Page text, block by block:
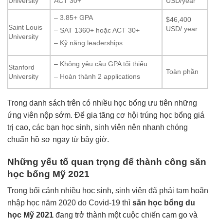
Saint Louis
University
– 3.85+ GPA
– SAT 1360+ hoặc ACT 30+
– Kỹ năng leaderships
$46,400
USD/ year
Stanford
University
– Không yêu cầu GPA tối thiểu
– Hoàn thành 2 applications
Toàn phần
Trong danh sách trên có nhiều học bổng ưu tiên những
ứng viên nộp sớm. Để gia tăng cơ hội trúng học bổng giá
trị cao, các bạn học sinh, sinh viên nên nhanh chóng
chuẩn hồ sơ ngay từ bây giờ.
Những yếu tố quan trọng để thành công săn
học bổng Mỹ 2021
Trong bối cảnh nhiều học sinh, sinh viên đã phải tạm hoãn
nhập học năm 2020 do Covid-19 thì săn học bổng du
học Mỹ 2021 đang trở thành một cuộc chiến cam go và